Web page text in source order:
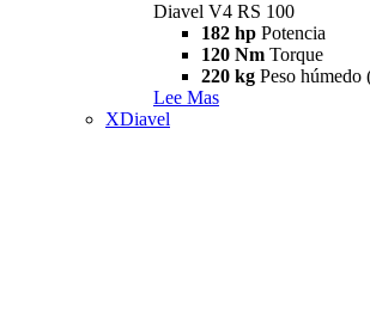
Diavel V4 RS 100
182 hp Potencia
120 Nm Torque
220 kg Peso húmedo
Lee Mas
XDiavel